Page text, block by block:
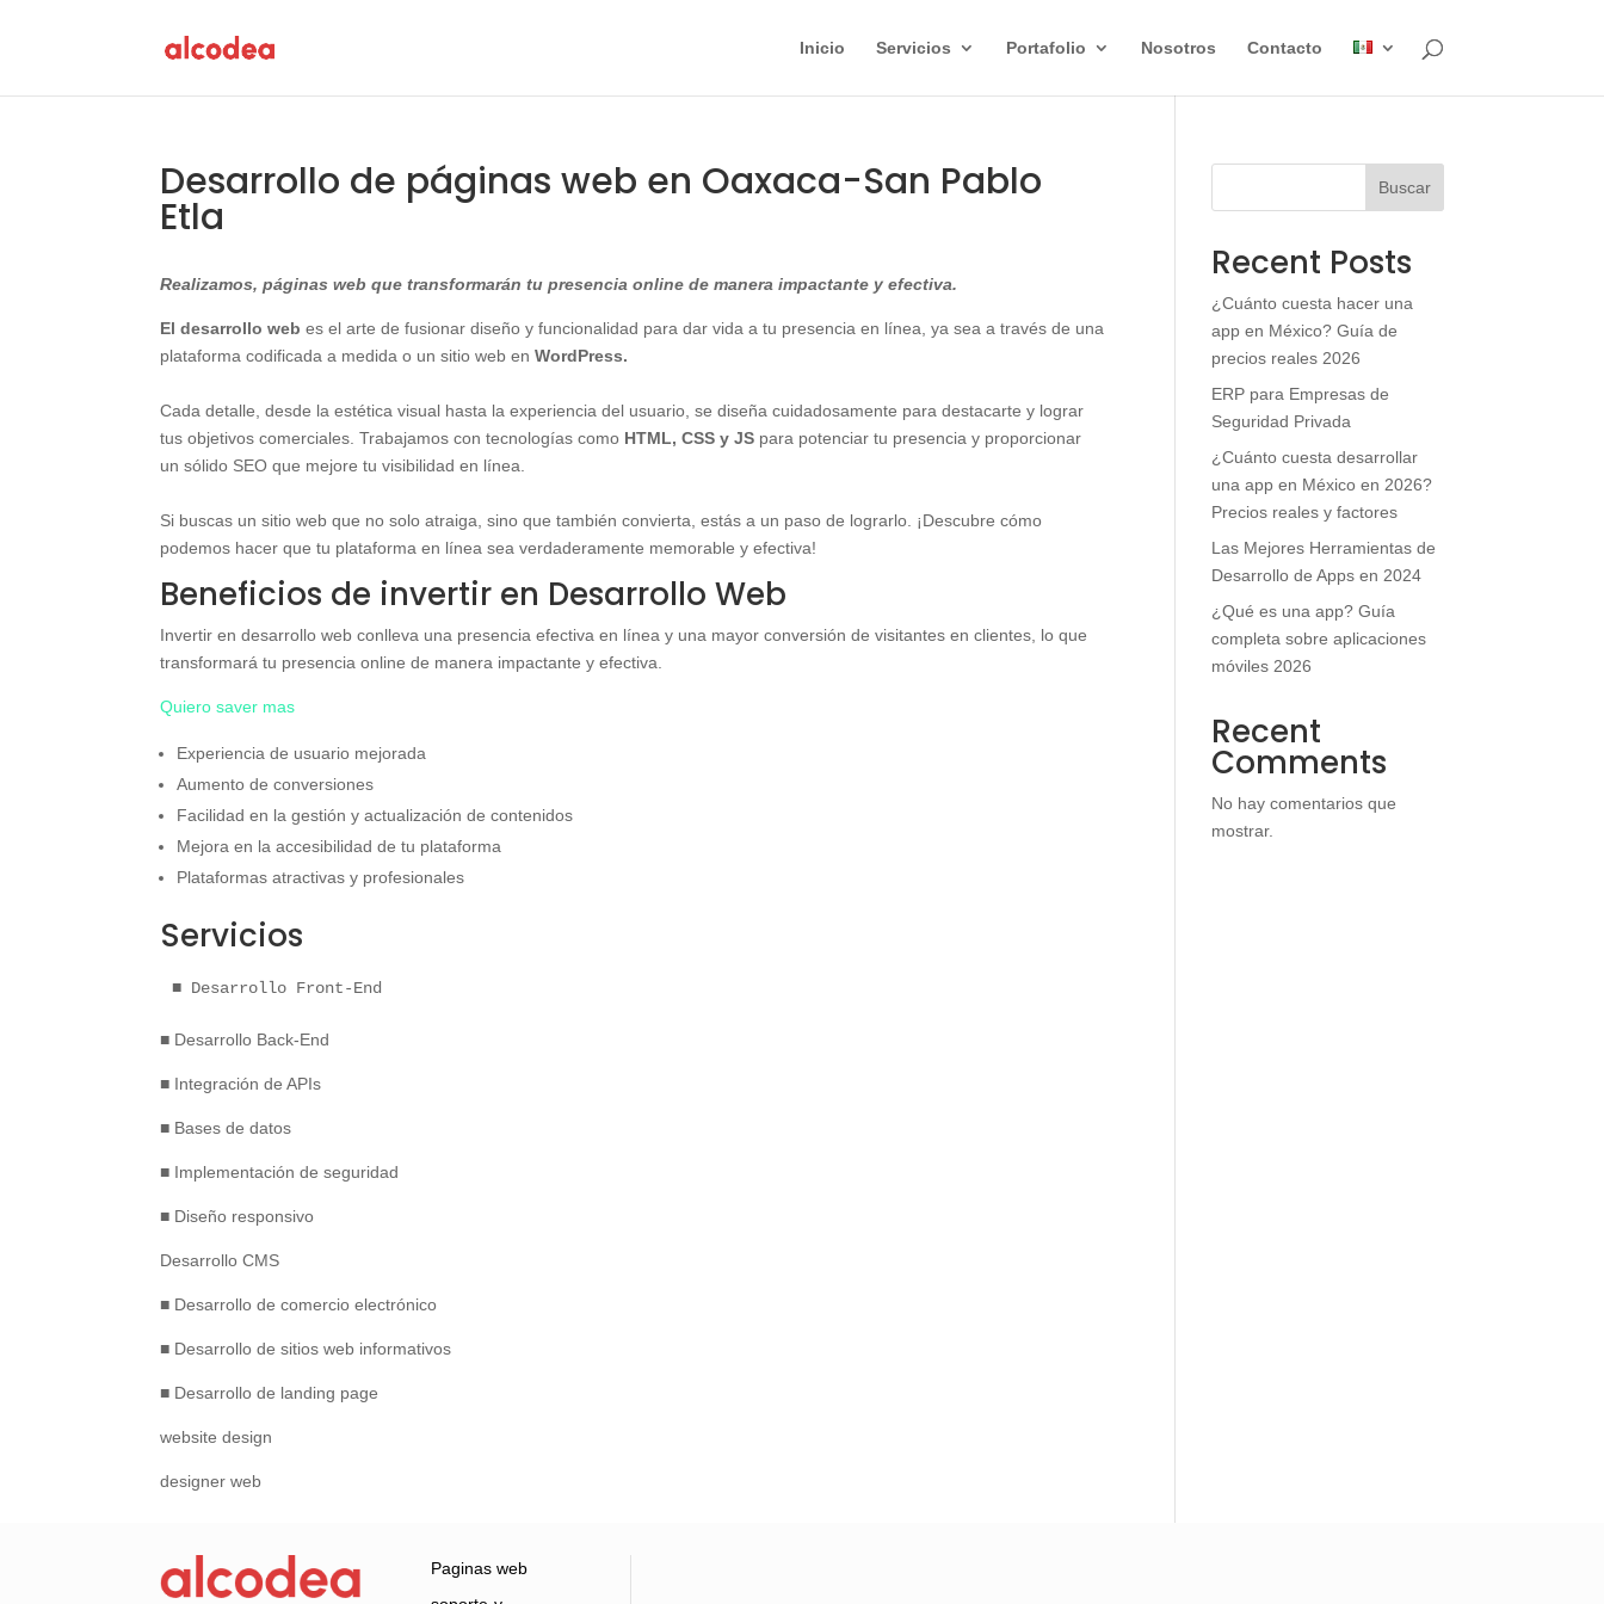
Inicio Servicios Portafolio Nosotros Contacto
Desarrollo de páginas web en Oaxaca-San Pablo
Etla
Realizamos, páginas web que transformarán tu presencia online de manera impactante y efectiva.
El desarrollo web es el arte de fusionar diseño y funcionalidad para dar vida a tu presencia en línea, ya sea a través de una
plataforma codificada a medida o un sitio web en WordPress.
Cada detalle, desde la estética visual hasta la experiencia del usuario, se diseña cuidadosamente para destacarte y lograr
tus objetivos comerciales. Trabajamos con tecnologías como HTML, CSS y JS para potenciar tu presencia y proporcionar
un sólido SEO que mejore tu visibilidad en línea.
Si buscas un sitio web que no solo atraiga, sino que también convierta, estás a un paso de lograrlo. ¡Descubre cómo
podemos hacer que tu plataforma en línea sea verdaderamente memorable y efectiva!
Beneficios de invertir en Desarrollo Web
Invertir en desarrollo web conlleva una presencia efectiva en línea y una mayor conversión de visitantes en clientes, lo que
transformará tu presencia online de manera impactante y efectiva.
Quiero saver mas
Experiencia de usuario mejorada
Aumento de conversiones
Facilidad en la gestión y actualización de contenidos
Mejora en la accesibilidad de tu plataforma
Plataformas atractivas y profesionales
Servicios
■ Desarrollo Front-End
■ Desarrollo Back-End
■ Integración de APIs
■ Bases de datos
■ Implementación de seguridad
■ Diseño responsivo
Desarrollo CMS
■ Desarrollo de comercio electrónico
■ Desarrollo de sitios web informativos
■ Desarrollo de landing page
website design
designer web
Buscar
Recent Posts
¿Cuánto cuesta hacer una
app en México? Guía de
precios reales 2026
ERP para Empresas de
Seguridad Privada
¿Cuánto cuesta desarrollar
una app en México en 2026?
Precios reales y factores
Las Mejores Herramientas de
Desarrollo de Apps en 2024
¿Qué es una app? Guía
completa sobre aplicaciones
móviles 2026
Recent
Comments
No hay comentarios que
mostrar.
Paginas web